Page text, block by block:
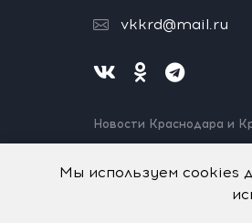
vkkrd@mail.ru
Новости Краснодара и
Нашли ошибку? Выделите
Мы используем cookies